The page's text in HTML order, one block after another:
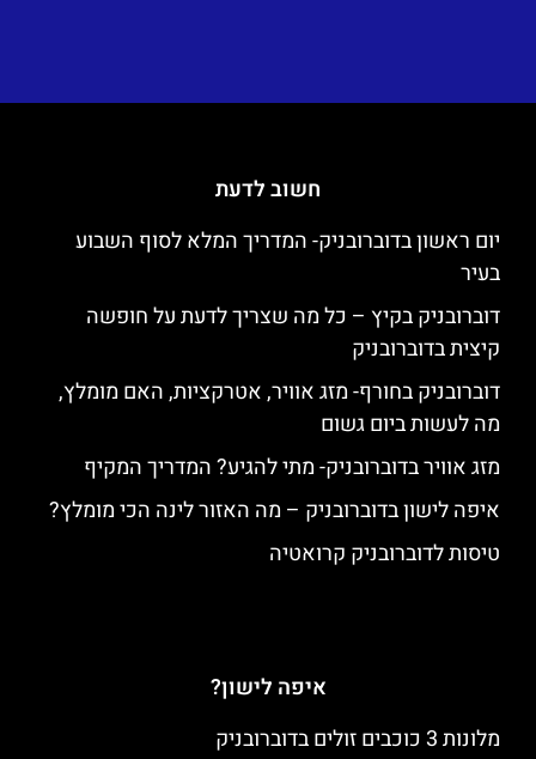
חשוב לדעת
יום ראשון בדוברובניק- המדריך המלא לסוף השבוע
בעיר
דוברובניק בקיץ – כל מה שצריך לדעת על חופשה
קיצית בדוברובניק
דוברובניק בחורף- מזג אוויר, אטרקציות, האם מומלץ,
מה לעשות ביום גשום
מזג אוויר בדוברובניק- מתי להגיע? המדריך המקיף
איפה לישון בדוברובניק – מה האזור לינה הכי מומלץ?
טיסות לדוברובניק קרואטיה
איפה לישון?
מלונות 3 כוכבים זולים בדוברובניק